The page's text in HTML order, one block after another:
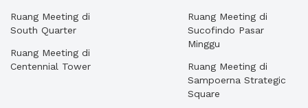
Ruang Meeting di
South Quarter
Ruang Meeting di
Centennial Tower
Ruang Meeting di
Sucofindo Pasar
Minggu
Ruang Meeting di
Sampoerna Strategic
Square